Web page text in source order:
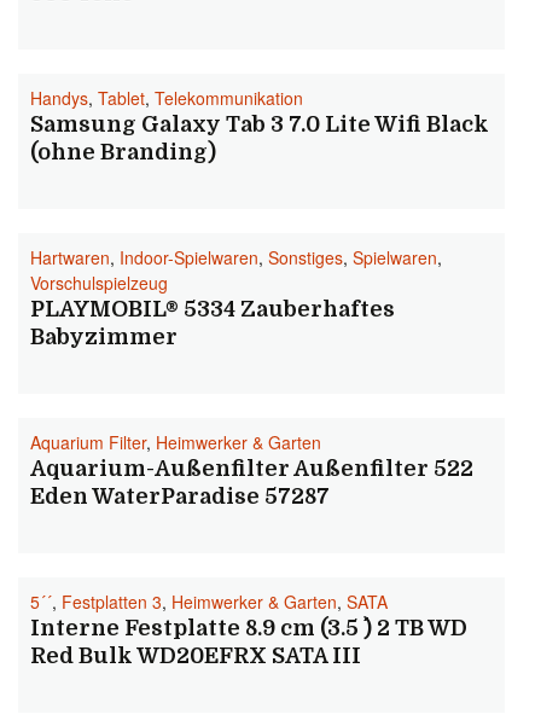
Handys, Tablet, Telekommunikation
Samsung Galaxy Tab 3 7.0 Lite Wifi Black
(ohne Branding)
Hartwaren, Indoor-Spielwaren, Sonstiges, Spielwaren,
Vorschulspielzeug
PLAYMOBIL® 5334 Zauberhaftes
Babyzimmer
Aquarium Filter, Heimwerker & Garten
Aquarium-Außenfilter Außenfilter 522
Eden WaterParadise 57287
5´´, Festplatten 3, Heimwerker & Garten, SATA
Interne Festplatte 8.9 cm (3.5 ´´) 2 TB WD
Red Bulk WD20EFRX SATA III